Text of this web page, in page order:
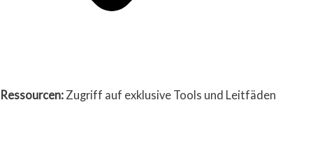
Ressourcen: Zugriff auf exklusive Tools und Leitfäden